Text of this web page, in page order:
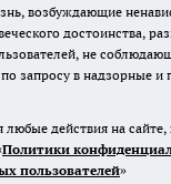
возбуждающие
достоинства,
не
запросу в надзорные и
любые действия на
Политики
пользователей»